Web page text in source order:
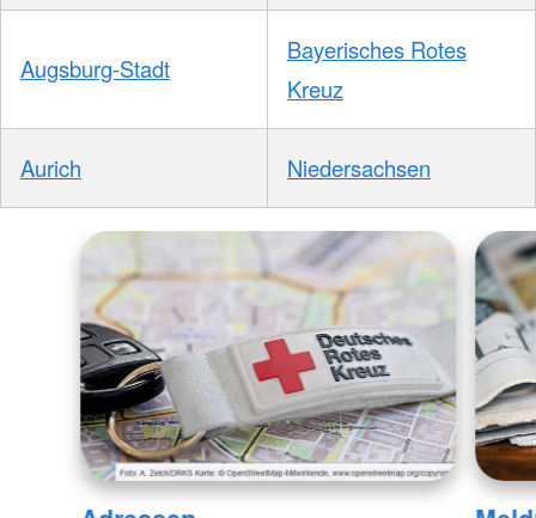
Augsburg-Stadt
Bayerisches Rotes
Kreuz
Aurich Niedersachsen